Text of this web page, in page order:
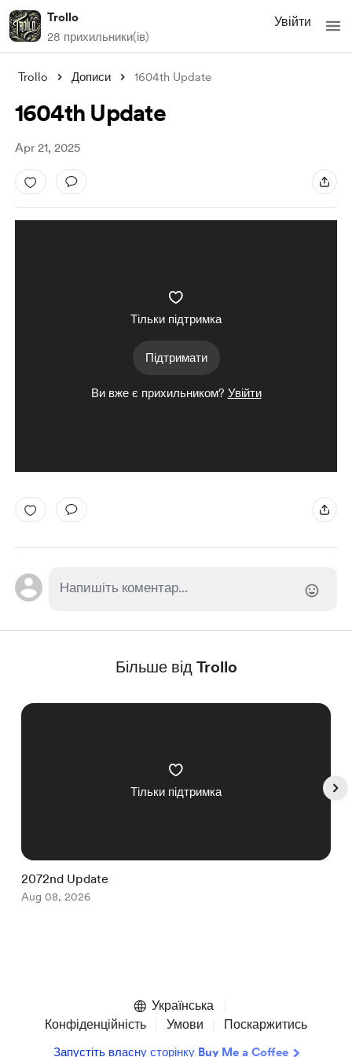
Trollo
28 прихильники(ів)
Увійти
Trollo Дописи 1604th Update
1604th Update
Apr 21, 2025
Тільки підтримка
Підтримати
Ви вже є прихильником? Увійти
Більше від Trollo
Тільки підтримка
2072nd Update
Aug 08, 2026
Українська
Конфіденційність
Умови Поскаржитись
Запустіть власну сторінку Buy Me a Coffee